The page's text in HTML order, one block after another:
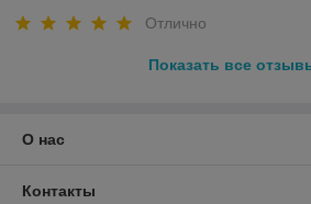
Отлично
Показать все
О нас
Контакты